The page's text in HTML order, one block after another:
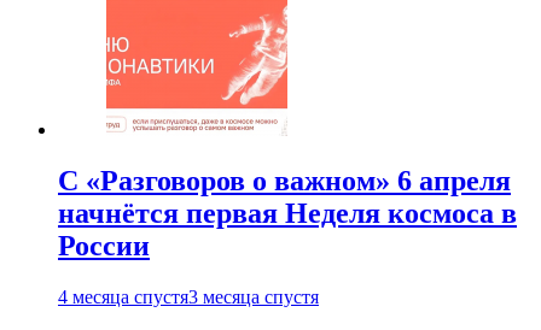
С «Разговоров о важном» 6 апреля
начнётся первая Неделя космоса в
России
4 месяца спустя3 месяца спустя